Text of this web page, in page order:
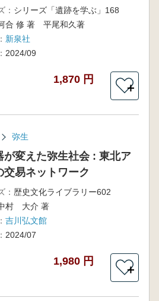
： シリーズ「遺跡を学ぶ」168
合 修 著 平尾和久著
新泉社
2024/09
1,870 円
＋
弥生
が変えた弥生社会 : 東北ア
交易ネットワーク
： 歴史文化ライブラリー602
村 大介 著
吉川弘文館
2024/07
1,980 円
＋